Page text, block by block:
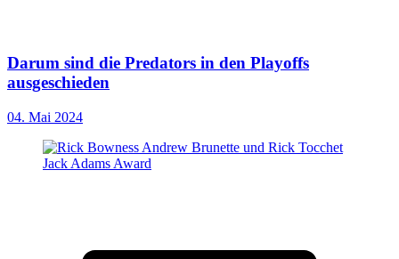
Darum sind die Predators in den Playoffs
ausgeschieden
04. Mai 2024